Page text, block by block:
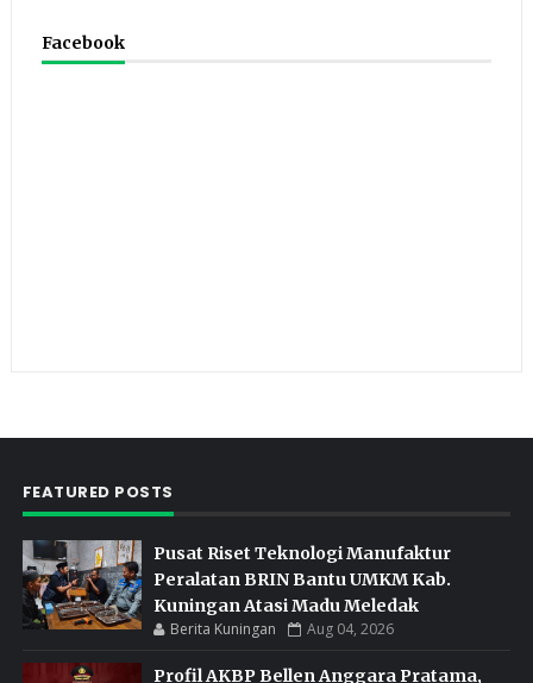
Facebook
FEATURED POSTS
Pusat Riset Teknologi Manufaktur
Peralatan BRIN Bantu UMKM Kab.
Kuningan Atasi Madu Meledak
Berita Kuningan Aug 04, 2026
Profil AKBP Bellen Anggara Pratama,